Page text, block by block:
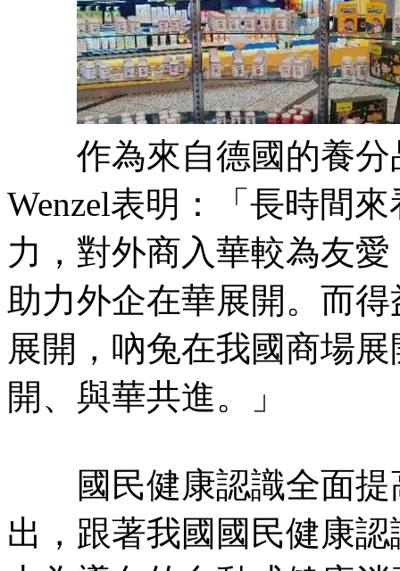
作為來自德國的養分
Wenzel表明：「長時間
力，對外商入華較為友
助力外企在華展開。而
展開，吶兔在我國商場
開、與華共進。」
國民健康認識全面提
出，跟著我國國民健康